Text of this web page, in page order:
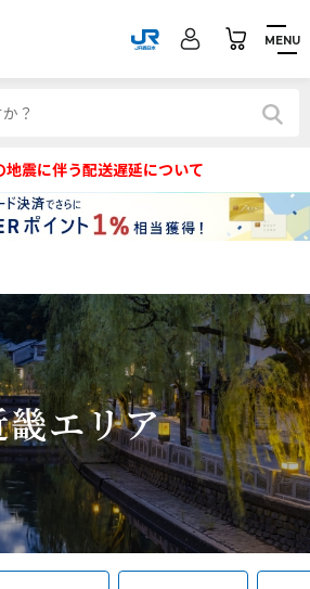
MENU
地震に伴う配送遅延について
畿エリア